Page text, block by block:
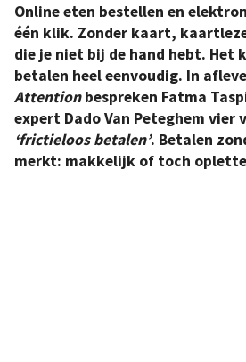
Online eten bestellen en
één klik. Zonder kaart,
die je niet bij de hand hebt. Het
betalen heel eenvoudig. In
Attentionbespreken Fatma
expert Dado Van Peteghem vier
‘frictieloos betalen’. Betalen
merkt: makkelijk of toch